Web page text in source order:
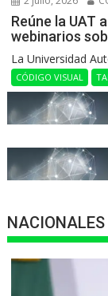
Reúne la UAT
webinarios
La Universidad
CÓDIGO VISUAL
NACIONALES